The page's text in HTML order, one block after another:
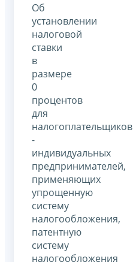
Об
установлении
налоговой
ставки
в
размере
0
процентов
для
налогоплательщиков
-
индивидуальных
предпринимателей,
применяющих
упрощенную
систему
налогообложения,
патентную
систему
налогообложения